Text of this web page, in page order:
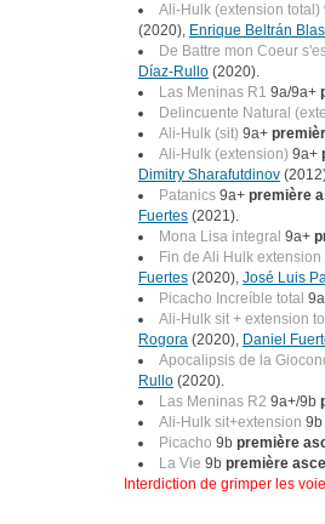
Ali-Hulk (extension total)
(2020), Enrique Beltrán
De Battre mon Coeur
Díaz-Rullo (2020).
Las Meninas R1 9a/9a+
Delincuente Natural
Ali-Hulk (sit) 9a+
Ali-Hulk (extension) 9a+
Dimitry Sharafutdinov
Patanics 9a+ première
Fuertes (2021).
Mona Lisa integral 9a+
Fin de Ali Hulk extension
Fuertes (2020), José Luis
Picacho Increíble total
Ali-Hulk sit + extension
Rogora (2020), Daniel
Apocalipsis de la
Rullo (2020).
Las Meninas R2 9a+/9b
Ali-Hulk sit+extension 9b
Picacho 9b première
La Vie 9b première
Interdiction de grimper les